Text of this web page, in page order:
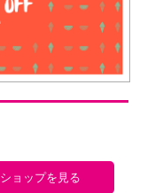
ショップを見る